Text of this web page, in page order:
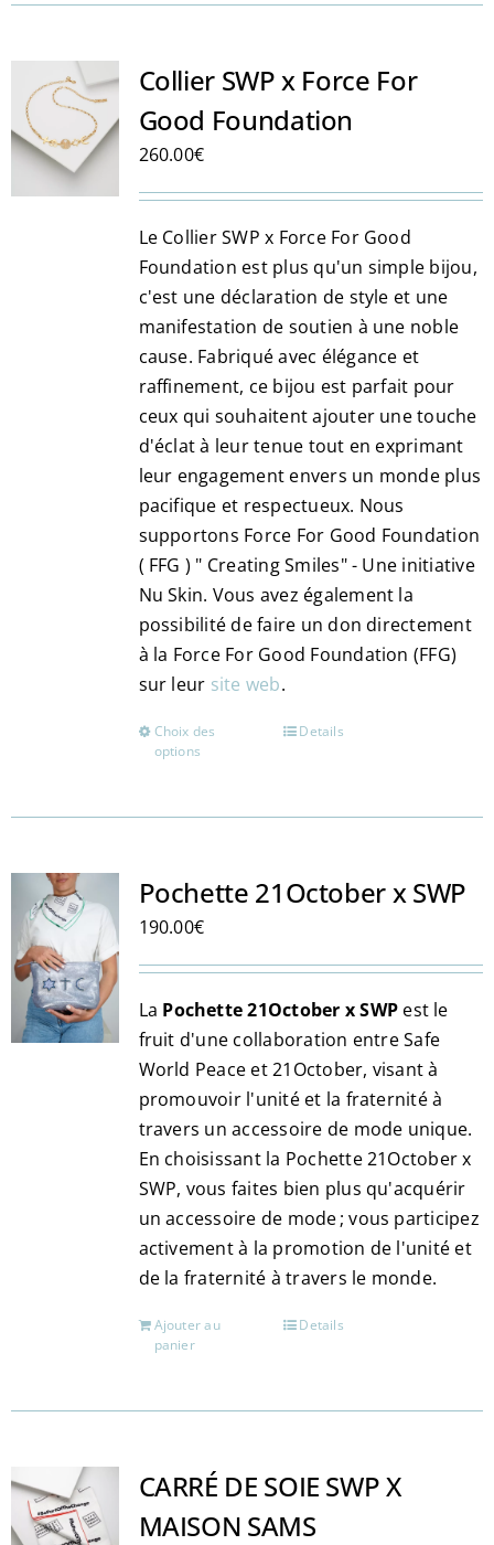
plusieurs
Les
peuvent
choisies
la
page
du
produit
Collier SWP x Force For
Good Foundation
260.00€
Le Collier SWP x Force For Good
Foundation est plus qu'un simple bijou,
c'est une déclaration de style et une
manifestation de soutien à une noble
cause. Fabriqué avec élégance et
raffinement, ce bijou est parfait pour
ceux qui souhaitent ajouter une touche
d'éclat à leur tenue tout en exprimant
leur engagement envers un monde plus
pacifique et respectueux. Nous
supportons Force For Good Foundation
( FFG ) " Creating Smiles" - Une initiative
Nu Skin. Vous avez également la
possibilité de faire un don directement
à la Force For Good Foundation (FFG)
sur leur site web.
Choix des
options
Ce
plusieurs
Les
être
choisies
sur
la
page
du
produit
Details
Pochette 21October x SWP
190.00€
La Pochette 21October x SWP est le
fruit d'une collaboration entre Safe
World Peace et 21October, visant à
promouvoir l'unité et la fraternité à
travers un accessoire de mode unique.
En choisissant la Pochette 21October x
SWP, vous faites bien plus qu'acquérir
un accessoire de mode ; vous participez
activement à la promotion de l'unité et
de la fraternité à travers le monde.
Ajouter au
panier
Details
CARRÉ DE SOIE SWP X
MAISON SAMS